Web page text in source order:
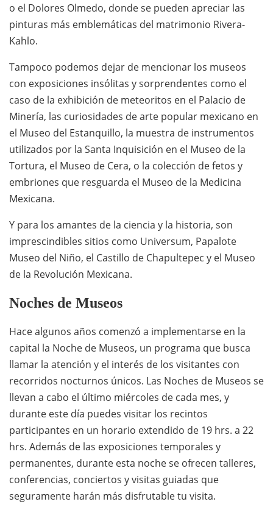
o el Dolores Olmedo, donde se pueden apreciar las
pinturas más emblemáticas del matrimonio Rivera-
Kahlo.
Tampoco podemos dejar de mencionar los museos
con exposiciones insólitas y sorprendentes como el
caso de la exhibición de meteoritos en el Palacio de
Minería, las curiosidades de arte popular mexicano en
el Museo del Estanquillo, la muestra de instrumentos
utilizados por la Santa Inquisición en el Museo de la
Tortura, el Museo de Cera, o la colección de fetos y
embriones que resguarda el Museo de la Medicina
Mexicana.
Y para los amantes de la ciencia y la historia, son
imprescindibles sitios como Universum, Papalote
Museo del Niño, el Castillo de Chapultepec y el Museo
de la Revolución Mexicana.
Noches de Museos
Hace algunos años comenzó a implementarse en la
capital la Noche de Museos, un programa que busca
llamar la atención y el interés de los visitantes con
recorridos nocturnos únicos. Las Noches de Museos se
llevan a cabo el último miércoles de cada mes, y
durante este día puedes visitar los recintos
participantes en un horario extendido de 19 hrs. a 22
hrs. Además de las exposiciones temporales y
permanentes, durante esta noche se ofrecen talleres,
conferencias, conciertos y visitas guiadas que
seguramente harán más disfrutable tu visita.